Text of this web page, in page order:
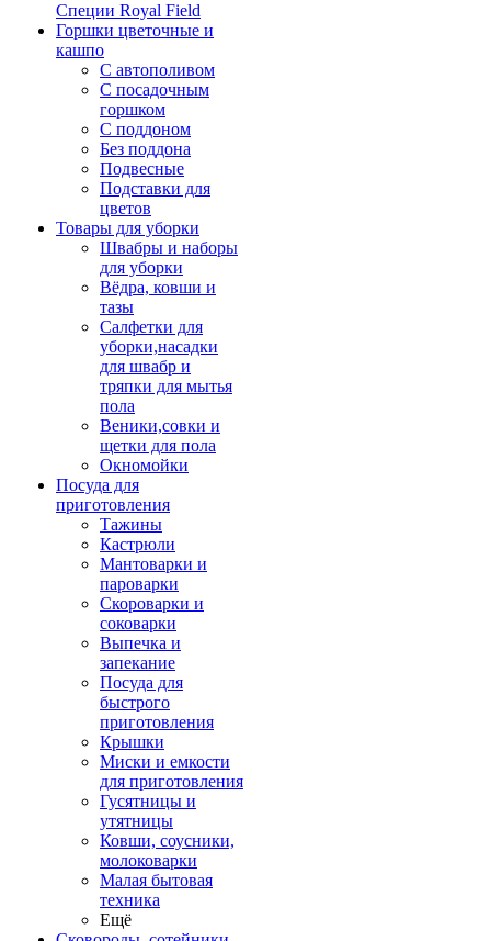
Специи Royal Field
Горшки цветочные и
кашпо
С автополивом
С посадочным
горшком
С поддоном
Без поддона
Подвесные
Подставки для
цветов
Товары для уборки
Швабры и наборы
для уборки
Вёдра, ковши и
тазы
Салфетки для
уборки,насадки
для швабр и
тряпки для мытья
пола
Веники,совки и
щетки для пола
Окномойки
Посуда для
приготовления
Тажины
Кастрюли
Мантоварки и
пароварки
Скороварки и
соковарки
Выпечка и
запекание
Посуда для
быстрого
приготовления
Крышки
Миски и емкости
для приготовления
Гусятницы и
утятницы
Ковши, соусники,
молоковарки
Малая бытовая
техника
Ещё